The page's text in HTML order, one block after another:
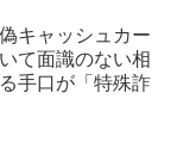
キャッシュカー
て面識のない相
手口が「特殊詐